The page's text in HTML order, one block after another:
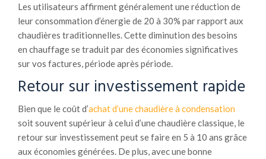
Les utilisateurs affirment généralement une réduction de
leur consommation d’énergie de 20 à 30% par rapport aux
chaudières traditionnelles. Cette diminution des besoins
en chauffage se traduit par des économies significatives
sur vos factures, période après période.
Retour sur investissement rapide
Bien que le coût d’achat d’une chaudière à condensation
soit souvent supérieur à celui d’une chaudière classique, le
retour sur investissement peut se faire en 5 à 10 ans grâce
aux économies générées. De plus, avec une bonne